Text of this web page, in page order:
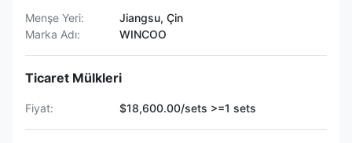
Menşe Yeri:
Jiangsu, Çin
Marka Adı:
WINCOO
Ticaret Mülkleri
Fiyat: $18,600.00/sets >=1 sets